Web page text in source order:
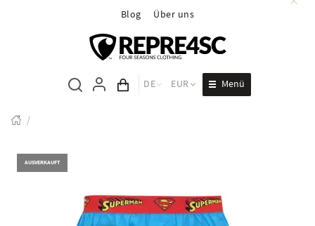
Blog Über uns
Inhalt des Wagens
DE EUR Menü
/
AUSVERKAUFT